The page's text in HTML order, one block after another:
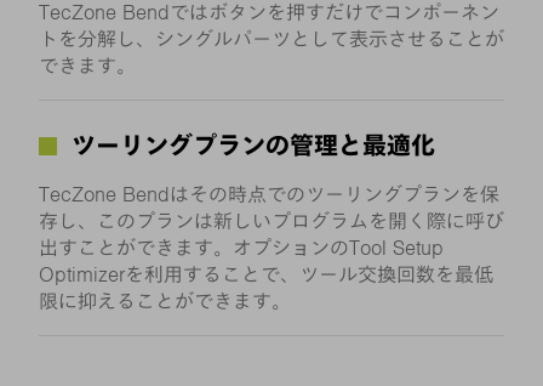
TecZone Bendではボタンを押すだけでコンポーネン
トを分解し、シングルパーツとして表示させることが
できます。
ツーリングプランの管理と最適化
TecZone Bendはその時点でのツーリングプランを保
存し、このプランは新しいプログラムを開く際に呼び
出すことができます。オプションのTool Setup
Optimizerを利用することで、ツール交換回数を最低
限に抑えることができます。